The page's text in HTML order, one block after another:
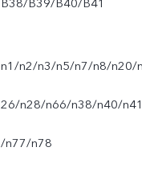
n1/n2/n3/n5/n7/n8/n20/
26/n28/n66/n38/n40/
/n77/n78